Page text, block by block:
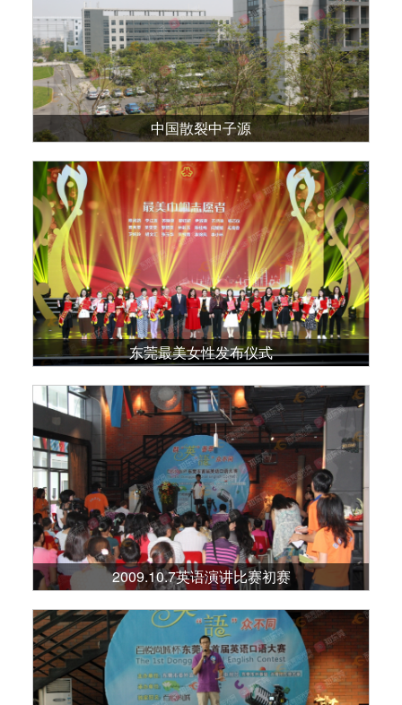
中国散裂中子源
东莞最美女性发布仪式
2009.10.7英语演讲比赛初赛